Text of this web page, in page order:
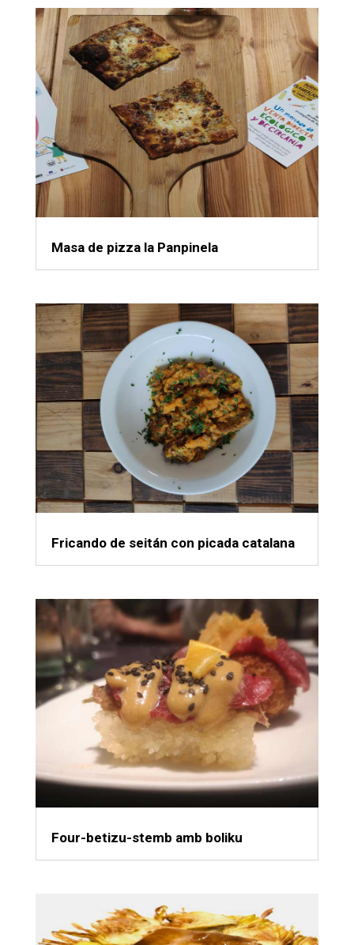
Masa de pizza la Panpinela
Fricando de seitán con picada catalana
Four-betizu-stemb amb boliku